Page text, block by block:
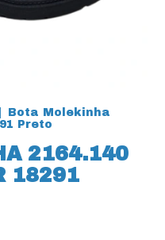
Bota Molekinha
Preto
2164.140
18291